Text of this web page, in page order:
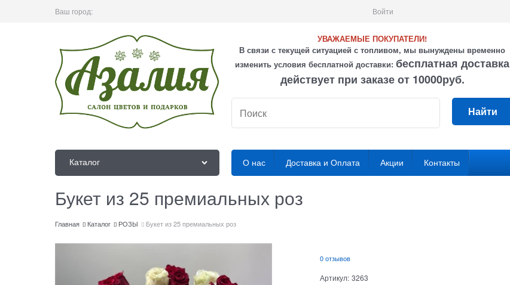
Ваш город: Войти
УВАЖАЕМЫЕ ПОКУПАТЕЛИ!
В связи с текущей ситуацией с топливом, мы вынуждены временно
изменить условия бесплатной доставки:бесплатная доставка
действует при заказе от 10000руб.
Найти
Каталог О нас Доставка и Оплата Акции Контакты
Букет из 25 премиальных роз
Главная Каталог РОЗЫ Букет из 25 премиальных роз
0 отзывов
Артикул: 3263